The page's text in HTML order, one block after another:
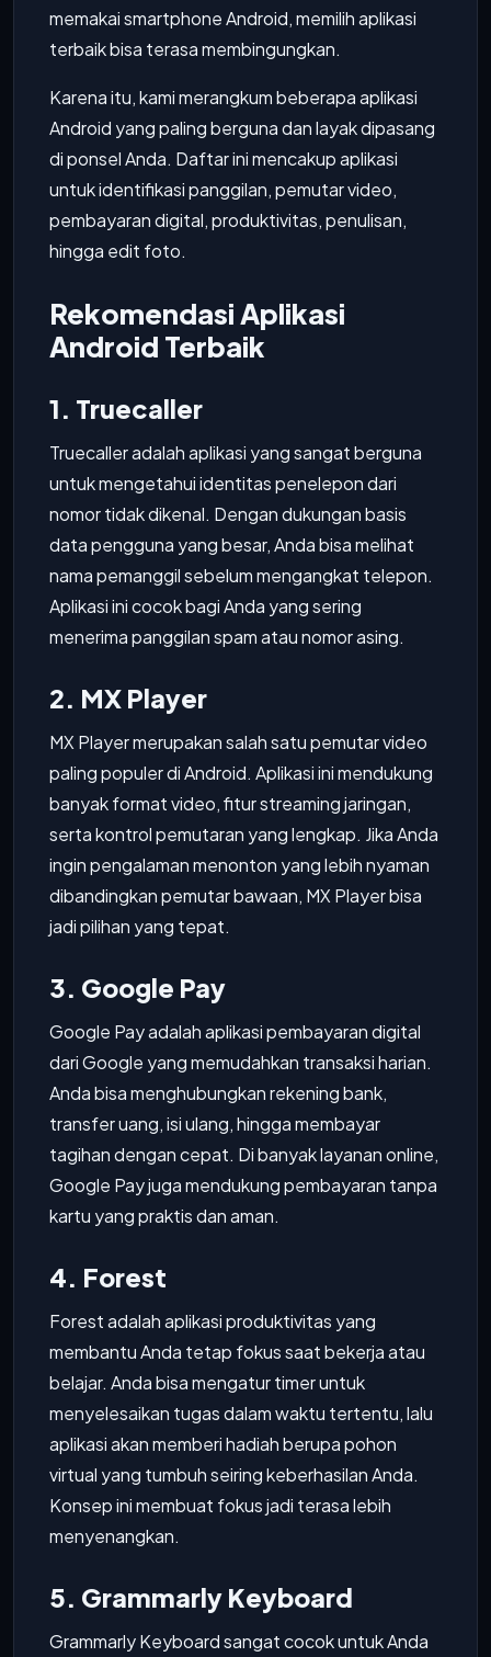
memakai smartphone Android, memilih aplikasi
terbaik bisa terasa membingungkan.
Karena itu, kami merangkum beberapa aplikasi
Android yang paling berguna dan layak dipasang
di ponsel Anda. Daftar ini mencakup aplikasi
untuk identifikasi panggilan, pemutar video,
pembayaran digital, produktivitas, penulisan,
hingga edit foto.
Rekomendasi Aplikasi
Android Terbaik
1. Truecaller
Truecaller adalah aplikasi yang sangat berguna
untuk mengetahui identitas penelepon dari
nomor tidak dikenal. Dengan dukungan basis
data pengguna yang besar, Anda bisa melihat
nama pemanggil sebelum mengangkat telepon.
Aplikasi ini cocok bagi Anda yang sering
menerima panggilan spam atau nomor asing.
2. MX Player
MX Player merupakan salah satu pemutar video
paling populer di Android. Aplikasi ini mendukung
banyak format video, fitur streaming jaringan,
serta kontrol pemutaran yang lengkap. Jika Anda
ingin pengalaman menonton yang lebih nyaman
dibandingkan pemutar bawaan, MX Player bisa
jadi pilihan yang tepat.
3. Google Pay
Google Pay adalah aplikasi pembayaran digital
dari Google yang memudahkan transaksi harian.
Anda bisa menghubungkan rekening bank,
transfer uang, isi ulang, hingga membayar
tagihan dengan cepat. Di banyak layanan online,
Google Pay juga mendukung pembayaran tanpa
kartu yang praktis dan aman.
4. Forest
Forest adalah aplikasi produktivitas yang
membantu Anda tetap fokus saat bekerja atau
belajar. Anda bisa mengatur timer untuk
menyelesaikan tugas dalam waktu tertentu, lalu
aplikasi akan memberi hadiah berupa pohon
virtual yang tumbuh seiring keberhasilan Anda.
Konsep ini membuat fokus jadi terasa lebih
menyenangkan.
5. Grammarly Keyboard
Grammarly Keyboard sangat cocok untuk Anda